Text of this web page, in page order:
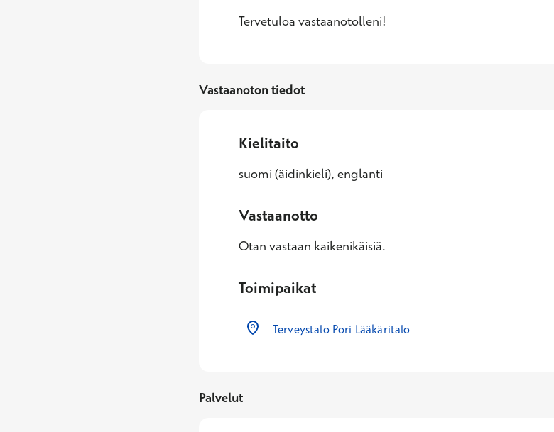
Tervetuloa vastaanotolleni!
Vastaanoton tiedot
Kielitaito
suomi (äidinkieli), englanti
Vastaanotto
Otan vastaan kaikenikäisiä.
Toimipaikat
Terveystalo Pori Lääkäritalo
Palvelut